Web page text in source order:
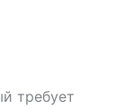
требует